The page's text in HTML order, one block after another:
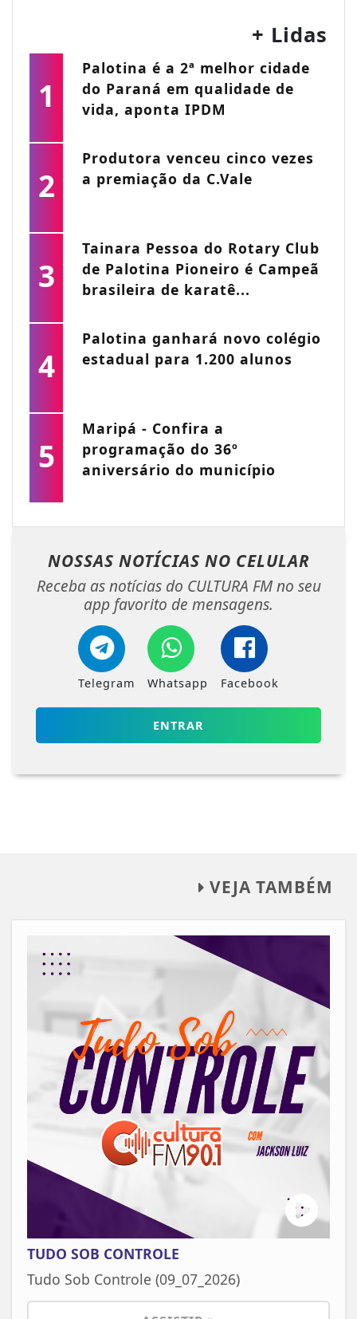
+ Lidas
1
Palotina é a 2ª melhor cidade
do Paraná em qualidade de
vida, aponta IPDM
2
Produtora venceu cinco vezes
a premiação da C.Vale
3
Tainara Pessoa do Rotary Club
de Palotina Pioneiro é Campeã
brasileira de karatê...
4
Palotina ganhará novo colégio
estadual para 1.200 alunos
5
Maripá - Confira a
programação do 36º
aniversário do município
NOSSAS NOTÍCIAS NO CELULAR
Receba as notícias do CULTURA FM no seu
app favorito de mensagens.
Telegram Whatsapp Facebook
ENTRAR
VEJA TAMBÉM
TUDO SOB CONTROLE
Tudo Sob Controle (09_07_2026)